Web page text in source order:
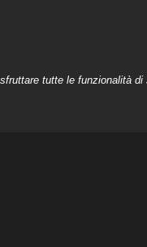
tutte le funzionalità